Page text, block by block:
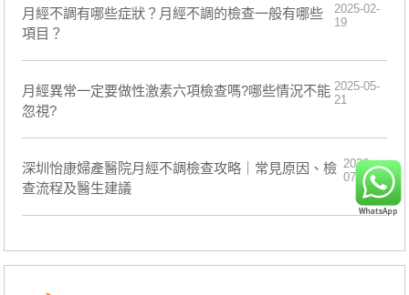
月經不調有哪些症狀？月經不調的檢查一般有哪些
項目？
2025-02-
19
月經異常一定要做性激素六項檢查嗎?哪些情況不能
忽視?
2025-05-
21
深圳怡康婦產醫院月經不調檢查攻略｜常見原因、檢
查流程及醫生建議
2026-
07-08